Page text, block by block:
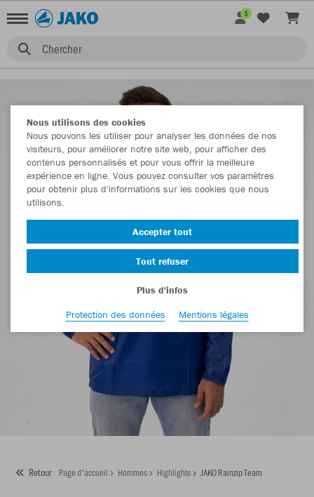
Chercher
1
Retour Page d'accueil Hommes Highlights JAKO Rainzip Team
Nous utilisons des cookies
Nous pouvons les utiliser pour analyser les données de nos
visiteurs, pour améliorer notre site web, pour afficher des
contenus personnalisés et pour vous offrir la meilleure
expérience en ligne. Vous pouvez consulter vos paramètres
pour obtenir plus d'informations sur les cookies que nous
utilisons.
Accepter tout
Tout refuser
Plus d'infos
Protection des données
Mentions légales